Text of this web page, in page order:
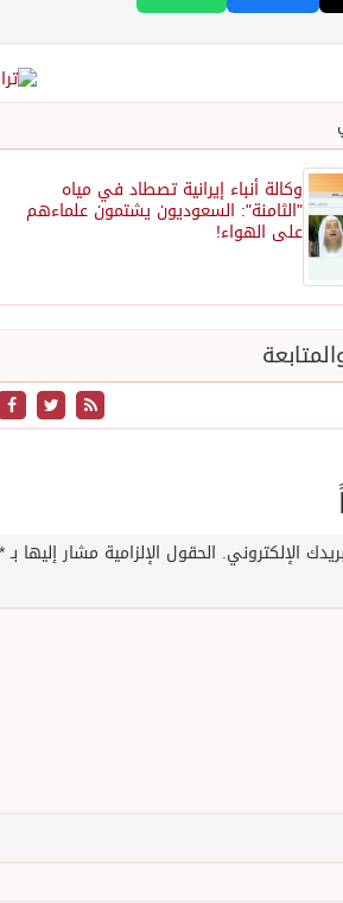
وكالة أنباء إيرانية تصطاد في مياه
"الثامنة": السعوديون يشتمون علماءهم
على الهواء!
الإلكتروني. الحقول الإلزامية مشار إليها بـ*